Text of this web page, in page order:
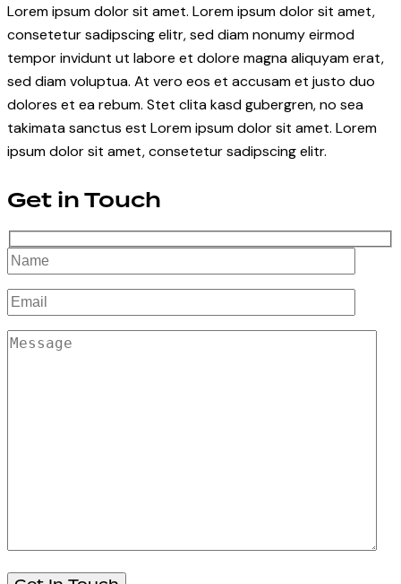
Lorem ipsum dolor sit amet. Lorem ipsum dolor sit amet,
consetetur sadipscing elitr, sed diam nonumy eirmod
tempor invidunt ut labore et dolore magna aliquyam erat,
sed diam voluptua. At vero eos et accusam et justo duo
dolores et ea rebum. Stet clita kasd gubergren, no sea
takimata sanctus est Lorem ipsum dolor sit amet. Lorem
ipsum dolor sit amet, consetetur sadipscing elitr.
Get in Touch